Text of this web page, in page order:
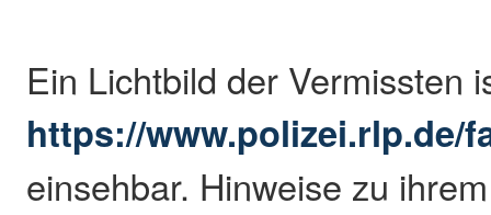
Ein Lichtbild der Vermissten
https://www.polizei.rlp.de/
einsehbar. Hinweise zu